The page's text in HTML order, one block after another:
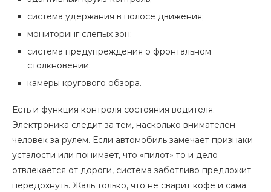
система удержания в полосе движения;
мониторинг слепых зон;
система предупреждения о фронтальном
столкновении;
камеры кругового обзора.
Есть и функция контроля состояния водителя.
Электроника следит за тем, насколько внимателен
человек за рулем. Если автомобиль замечает признаки
усталости или понимает, что «пилот» то и дело
отвлекается от дороги, система заботливо предложит
передохнуть. Жаль только, что не сварит кофе и сама